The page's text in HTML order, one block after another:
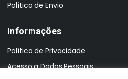
Política de Envio
Informações
Política de Privacidade
Acesso a Dados Pessoais